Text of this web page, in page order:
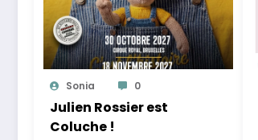
Sonia 0
Julien Rossier est
Coluche !